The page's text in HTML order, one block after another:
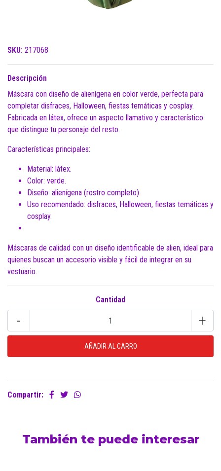
SKU: 217068
Descripción
Máscara con diseño de alienígena en color verde, perfecta para
completar disfraces, Halloween, fiestas temáticas y cosplay.
Fabricada en látex, ofrece un aspecto llamativo y característico
que distingue tu personaje del resto.
Características principales:
Material: látex.
Color: verde.
Diseño: alienígena (rostro completo).
Uso recomendado: disfraces, Halloween, fiestas temáticas y
cosplay.
Máscaras de calidad con un diseño identificable de alien, ideal para
quienes buscan un accesorio visible y fácil de integrar en su
vestuario.
Cantidad
- +
Compartir:
También te puede interesar